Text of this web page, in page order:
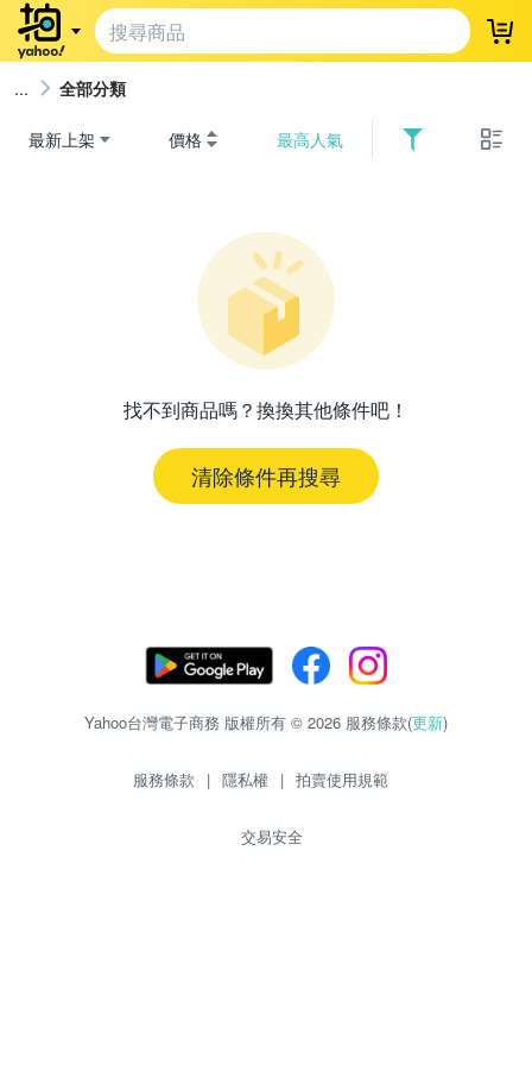
登
全部分類
最新上架 價格 最高人氣
找不到商品嗎？換換其他條件吧！
清除條件再搜尋
Yahoo台灣電子商務 版權所有 © 2026 服務條款(更新)
服務條款 | 隱私權 | 拍賣使用規範
交易安全